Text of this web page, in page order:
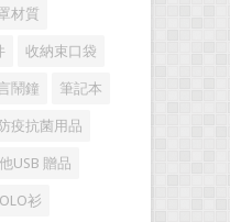
材質
收納束口袋
鬧鐘 筆記本
防疫抗菌用品
USB 贈品
衫